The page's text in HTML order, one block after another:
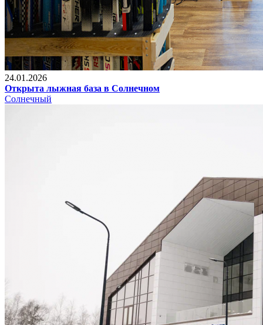
24.01.2026
Открыта лыжная база в Солнечном
Солнечный